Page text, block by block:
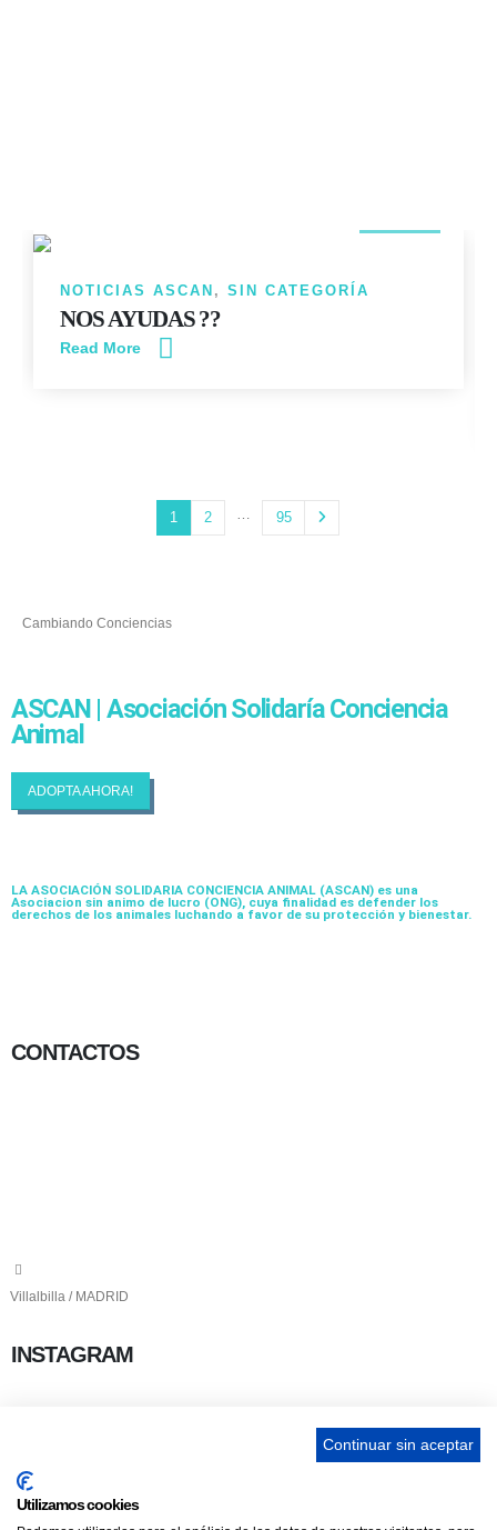
NOTICIAS ASCAN , SIN CATEGORÍA
NOS AYUDAS ??
Read More
1 2 … 95
Cambiando Conciencias
ASCAN | Asociación Solidaría Conciencia
Animal
ADOPTA AHORA!
LA ASOCIACIÓN SOLIDARIA CONCIENCIA ANIMAL (ASCAN) es una
Asociacion sin animo de lucro (ONG), cuya finalidad es defender los
derechos de los animales luchando a favor de su protección y bienestar.
CONTACTOS
Villalbilla / MADRID
INSTAGRAM
ENLACES
Continuar sin aceptar
Utilizamos cookies